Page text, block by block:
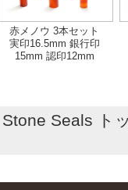
赤メノウ 3本セット
実印16.5mm 銀行印
15mm 認印12mm
Stone Seals ト